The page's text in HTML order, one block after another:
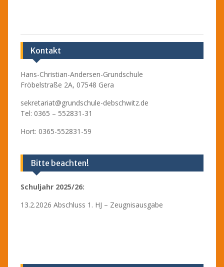
Kontakt
Hans-Christian-Andersen-Grundschule
Fröbelstraße 2A, 07548 Gera
sekretariat@grundschule-debschwitz.de
Tel: 0365 – 552831-31
Hort: 0365-552831-59
Bitte beachten!
Schuljahr 2025/26:
13.2.2026 Abschluss 1. HJ – Zeugnisausgabe